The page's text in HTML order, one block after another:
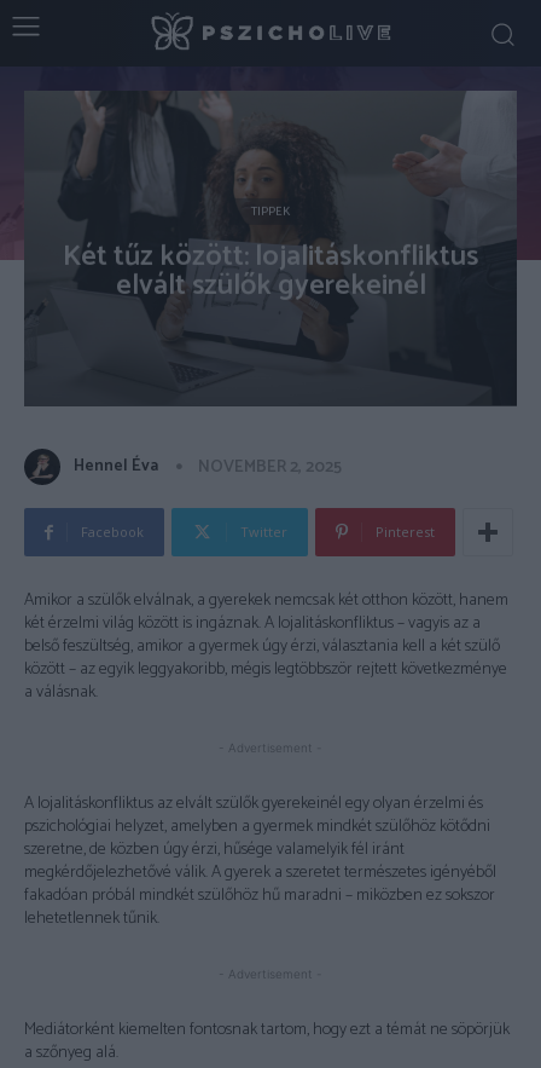
TIPPEK
Két tűz között: lojalitáskonfliktus
elvált szülők gyerekeinél
Hennel Éva NOVEMBER 2, 2025
Facebook Twitter Pinterest
Amikor a szülők elválnak, a gyerekek nemcsak két otthon között, hanem
két érzelmi világ között is ingáznak. A lojalitáskonfliktus – vagyis az a
belső feszültség, amikor a gyermek úgy érzi, választania kell a két szülő
között – az egyik leggyakoribb, mégis legtöbbször rejtett következménye
a válásnak.
- Advertisement -
A lojalitáskonfliktus az elvált szülők gyerekeinél egy olyan érzelmi és
pszichológiai helyzet, amelyben a gyermek mindkét szülőhöz kötődni
szeretne, de közben úgy érzi, hűsége valamelyik fél iránt
megkérdőjelezhetővé válik. A gyerek a szeretet természetes igényéből
fakadóan próbál mindkét szülőhöz hű maradni – miközben ez sokszor
lehetetlennek tűnik.
- Advertisement -
Mediátorként kiemelten fontosnak tartom, hogy ezt a témát ne söpörjük
a szőnyeg alá.